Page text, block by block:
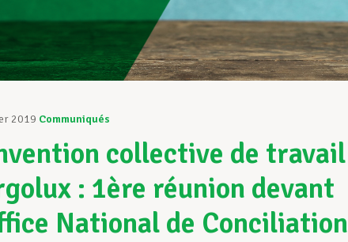
2019 Communiqués
collective de travail
: 1ère réunion devant
National de Conciliation